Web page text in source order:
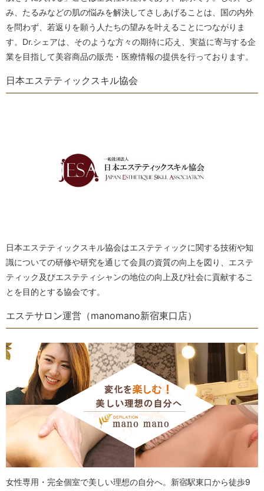
み、たるみなどの肌の悩みを解決してさしあげることは、国の内外
を問わず、若返りを願う人たちの望みを叶えることにつながりま
す。Dr.シェアは、そのような方々の期待に応え、実益に寄与する企
業を目指して美容商品の販売・医療情報の提供を行っております。
日本エステティックスキル協会
日本エステティックスキル協会はエステティックに関する技術や知
識についての研修や研究を通じて会員の資質の向上を図り、エステ
ティック及びエステティシャンの地位の向上及び社会に貢献するこ
とを目的とする協会です。
エステサロン運営（manomano新宿東口店）
女性専用・完全個室で美しい理想の自分へ。新宿駅東口から徒歩9